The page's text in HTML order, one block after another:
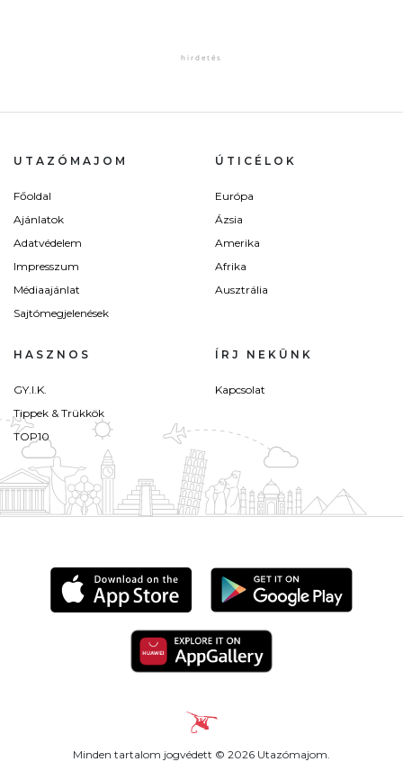
UTAZÓMAJOM
Főoldal
Ajánlatok
Adatvédelem
Impresszum
Médiaajánlat
Sajtómegjelenések
ÚTICÉLOK
Európa
Ázsia
Amerika
Afrika
Ausztrália
HASZNOS
GY.I.K.
Tippek & Trükkök
TOP10
ÍRJ NEKÜNK
Kapcsolat
Minden tartalom jogvédett © 2026 Utazómajom.